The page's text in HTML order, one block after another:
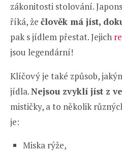
zákonitosti stolování.
říká, že člověk má jíst,
pak s jídlem přestat. Jejich
jsou legendární!
Klíčový je také způsob,
jídla.Nejsou zvyklí jíst z
mističky, a to několik
je:
Miska rýže,